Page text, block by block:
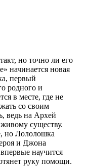
но точно ли его
начинается новая
первый
родного и
в месте, где не
со своим
ведь на Архей
существу.
но Лололошка
и Джона
научится
руку помощи.